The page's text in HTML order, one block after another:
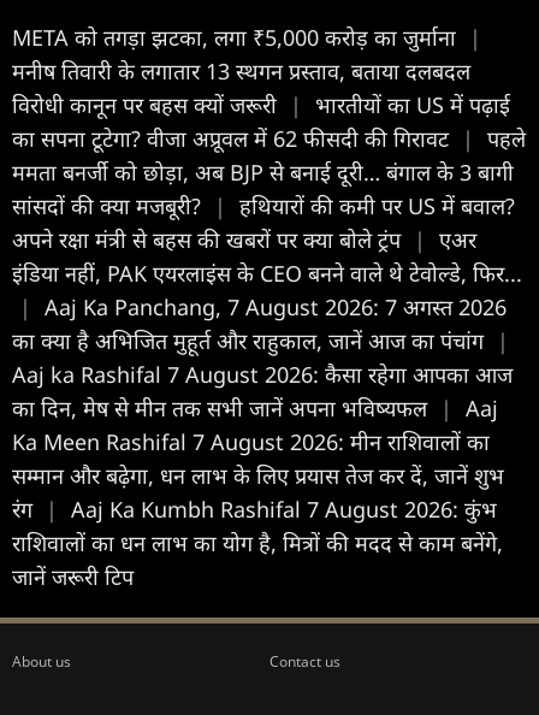
META को तगड़ा झटका, लगा ₹5,000 करोड़ का जुर्माना
|
मनीष तिवारी के लगातार 13 स्थगन प्रस्ताव, बताया दलबदल
विरोधी कानून पर बहस क्यों जरूरी
|
भारतीयों का US में पढ़ाई
का सपना टूटेगा? वीजा अप्रूवल में 62 फीसदी की गिरावट |
पहले
ममता बनर्जी को छोड़ा, अब BJP से बनाई दूरी… बंगाल के 3 बागी
सांसदों की क्या मजबूरी?
|
हथियारों की कमी पर US में बवाल?
अपने रक्षा मंत्री से बहस की खबरों पर क्या बोले ट्रंप |
एअर
इंडिया नहीं, PAK एयरलाइंस के CEO बनने वाले थे टेवोल्डे, फिर...
|
Aaj Ka Panchang, 7 August 2026: 7 अगस्त 2026
का क्या है अभिजित मुहूर्त और राहुकाल, जानें आज का पंचांग |
Aaj ka Rashifal 7 August 2026: कैसा रहेगा आपका आज
का द‍िन, मेष से मीन तक सभी जानें अपना भविष्यफल |
Aaj
Ka Meen Rashifal 7 August 2026: मीन राशिवालों का
सम्मान और बढ़ेगा, धन लाभ के लिए प्रयास तेज कर दें, जानें शुभ
रंग |
Aaj Ka Kumbh Rashifal 7 August 2026: कुंभ
राशिवालों का धन लाभ का योग है, मित्रों की मदद से काम बनेंगे,
जानें जरूरी टिप
About us Contact us